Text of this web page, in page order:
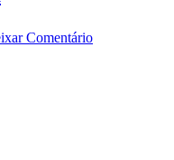
Comentário